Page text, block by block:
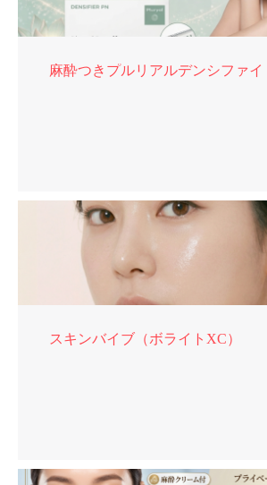
麻酔つきプルリアルデンシファイ
スキンバイブ（ボライトXC）